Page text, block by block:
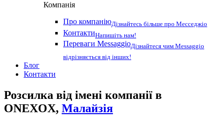
Компанія
Про компаніюДізнайтесь більше про Месседжіо
КонтактиНапишіть нам!
Переваги MessaggioДізнайтеся чим Messaggio
відрізняється від інших!
Блог
Контакти
Розсилка від імені компанії в
ONEXOX, Малайзія